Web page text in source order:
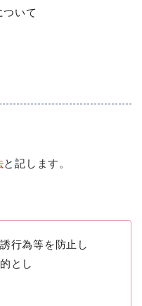
いて
と記します。
行為等を防止し
とし